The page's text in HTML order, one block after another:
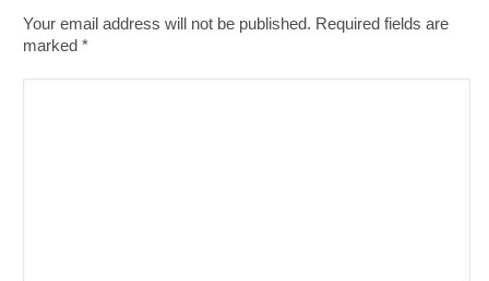
Your email address will not be published. Required fields are
marked*